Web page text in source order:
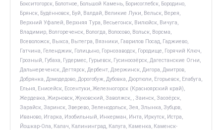
Бокситогорск, Болотное, Большой Камень, Борисоглебск, Бородино,
Брянск, Будённовск, Буй, Валдай, Великие Луки, Вельск, Верея,
Верхний Уфалей, Верхняя Тура, Весьегонск, Вилюйск, Вичуга,
Владимир, Волгореченск, Вологда, Волосово, Вольск, Ворсма,
Всеволожск, Выкса, Вытегра, Вязники, Гаврилов Посад, Гаджиево,
Гатчина, Геленджик, Голицыно, Горнозаводск, Городище, Горячий Ключ,
Грозный, Губаха, Гудермес, Гурьевск, Гусиноозёрск, Дагестанские Огни,
Дальнереченск, Дегтярск, Дербент, Дзержинск, Дигора, Дмитров,
Добрянка, Домодедово, Дорогобуж, Дубовка, Дюртюли, Егорьевск, Елабуга,
Ельня, Енисейск, Ессентуки, Железногорск (Красноярский край),
Жердевка, Жирновск, Жуковский, Заволжск, , Заинск, Заозёрск,
Зарайск, Заринск, Зверево, Зеленодольск, Зея, Злынка, Зубцов,
Иваново, Игарка, Изобильный, Инкерман, Инта, Иркутск, Истра,
Йошкар-Ола, Калач, Калининград, Калуга, Каменка, Каменск-